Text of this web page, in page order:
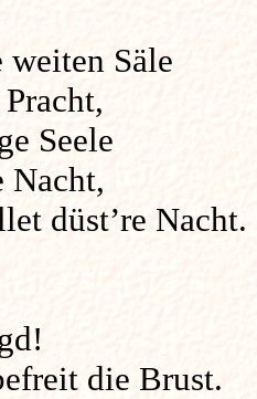
weiten Säle
Seele
Nacht,
düst’re Nacht.
die Brust.